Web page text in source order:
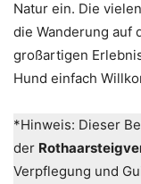
Natur ein. Die
die Wanderung auf
großartigen
Hund einfach
*Hinweis: Dieser
der
Verpflegung und